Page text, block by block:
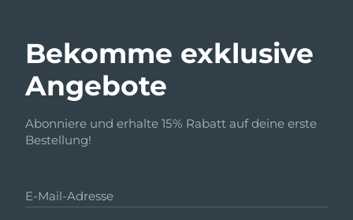
Bekomme exklusive
Angebote
Abonniere und erhalte 15% Rabatt auf deine erste
Bestellung!
E-Mail-Adresse